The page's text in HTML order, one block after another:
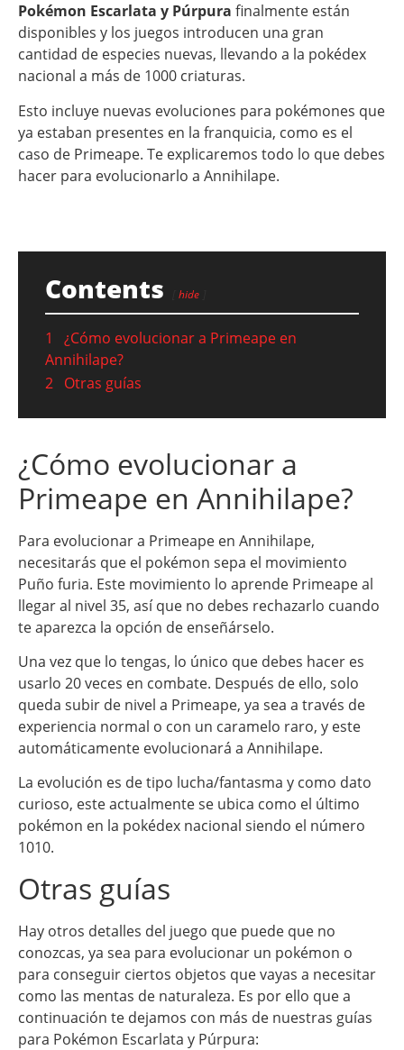
Pokémon Escarlata y Púrpura finalmente están
disponibles y los juegos introducen una gran
cantidad de especies nuevas, llevando a la pokédex
nacional a más de 1000 criaturas.
Esto incluye nuevas evoluciones para pokémones que
ya estaban presentes en la franquicia, como es el
caso de Primeape. Te explicaremos todo lo que debes
hacer para evolucionarlo a Annihilape.
Contents hide
1
¿Cómo evolucionar a Primeape en
Annihilape?
2 Otras guías
¿Cómo evolucionar a
Primeape en Annihilape?
Para evolucionar a Primeape en Annihilape,
necesitarás que el pokémon sepa el movimiento
Puño furia. Este movimiento lo aprende Primeape al
llegar al nivel 35, así que no debes rechazarlo cuando
te aparezca la opción de enseñárselo.
Una vez que lo tengas, lo único que debes hacer es
usarlo 20 veces en combate. Después de ello, solo
queda subir de nivel a Primeape, ya sea a través de
experiencia normal o con un caramelo raro, y este
automáticamente evolucionará a Annihilape.
La evolución es de tipo lucha/fantasma y como dato
curioso, este actualmente se ubica como el último
pokémon en la pokédex nacional siendo el número
1010.
Otras guías
Hay otros detalles del juego que puede que no
conozcas, ya sea para evolucionar un pokémon o
para conseguir ciertos objetos que vayas a necesitar
como las mentas de naturaleza. Es por ello que a
continuación te dejamos con más de nuestras guías
para Pokémon Escarlata y Púrpura: